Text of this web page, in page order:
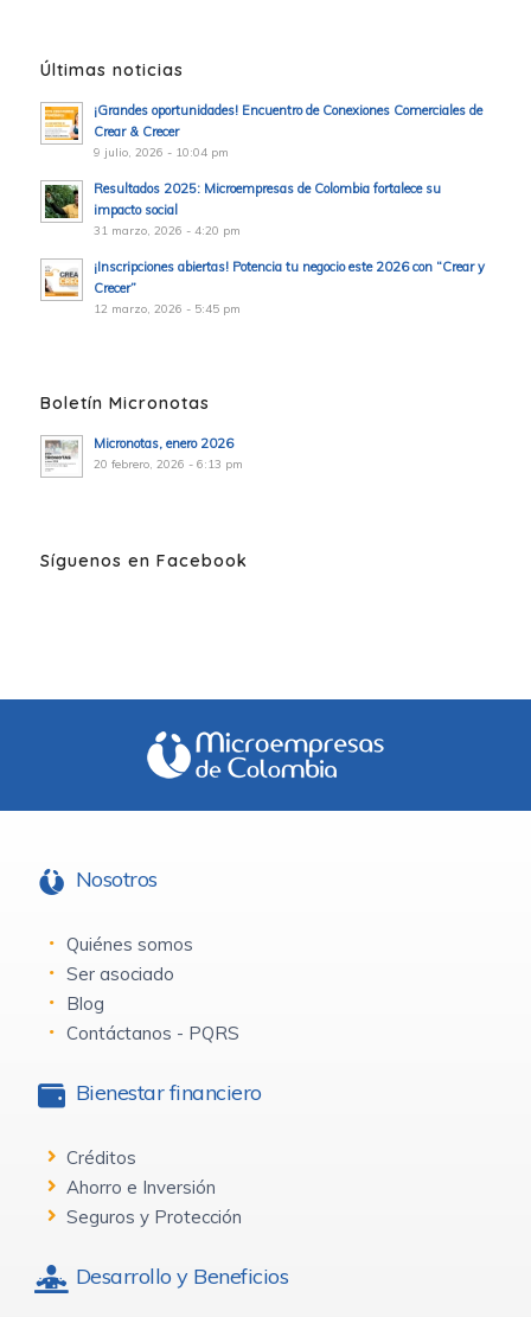
Últimas noticias
¡Grandes oportunidades! Encuentro de Conexiones Comerciales de
Crear & Crecer
9 julio, 2026 - 10:04 pm
Resultados 2025: Microempresas de Colombia fortalece su
impacto social
31 marzo, 2026 - 4:20 pm
¡Inscripciones abiertas! Potencia tu negocio este 2026 con “Crear y
Crecer”
12 marzo, 2026 - 5:45 pm
Boletín Micronotas
Micronotas, enero 2026
20 febrero, 2026 - 6:13 pm
Síguenos en Facebook
Nosotros
Quiénes somos
Ser asociado
Blog
Contáctanos - PQRS
Bienestar financiero
Créditos
Ahorro e Inversión
Seguros y Protección
Desarrollo y Beneficios